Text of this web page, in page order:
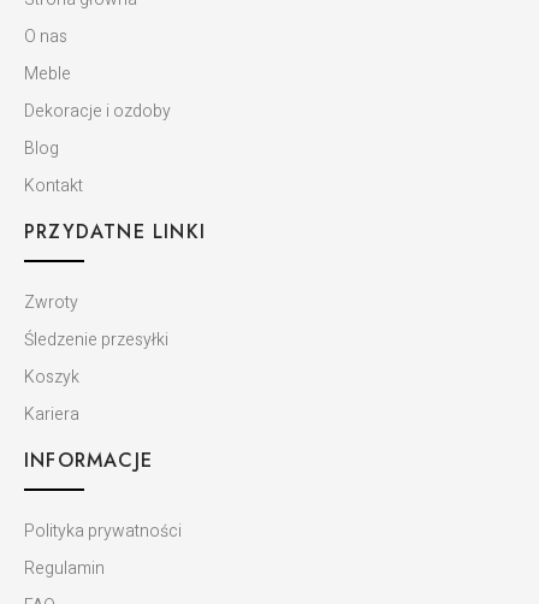
O nas
Meble
Dekoracje i ozdoby
Blog
Kontakt
PRZYDATNE LINKI
Zwroty
Śledzenie przesyłki
Koszyk
Kariera
INFORMACJE
Polityka prywatności
Regulamin